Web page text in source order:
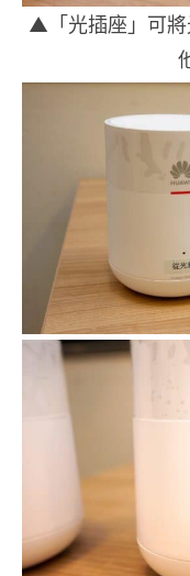
▲「光插座」可將